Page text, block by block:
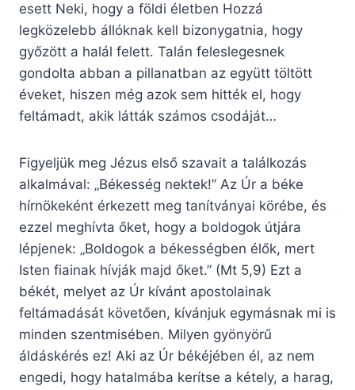
esett Neki, hogy a földi életben Hozzá
legközelebb állóknak kell bizonygatnia, hogy
győzött a halál felett. Talán feleslegesnek
gondolta abban a pillanatban az együtt töltött
éveket, hiszen még azok sem hitték el, hogy
feltámadt, akik látták számos csodáját…
Figyeljük meg Jézus első szavait a találkozás
alkalmával: „Békesség nektek!” Az Úr a béke
hírnökeként érkezett meg tanítványai körébe, és
ezzel meghívta őket, hogy a boldogok útjára
lépjenek: „Boldogok a békességben élők, mert
Isten fiainak hívják majd őket.” (Mt 5,9) Ezt a
békét, melyet az Úr kívánt apostolainak
feltámadását követően, kívánjuk egymásnak mi is
minden szentmisében. Milyen gyönyörű
áldáskérés ez! Aki az Úr békéjében él, az nem
engedi, hogy hatalmába kerítse a kétely, a harag,